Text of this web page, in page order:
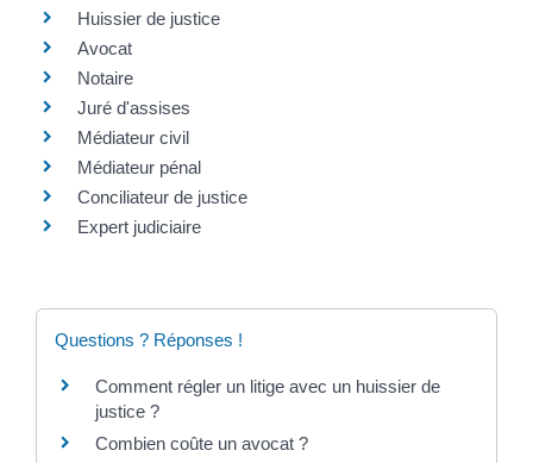
Huissier de justice
Avocat
Notaire
Juré d'assises
Médiateur civil
Médiateur pénal
Conciliateur de justice
Expert judiciaire
Questions ? Réponses !
Comment régler un litige avec un huissier de
justice ?
Combien coûte un avocat ?